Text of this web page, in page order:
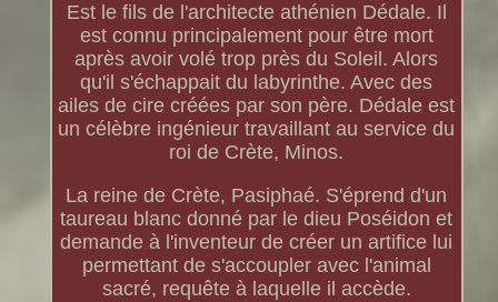
Est le fils de l'architecte athénien Dédale. Il
est connu principalement pour être mort
après avoir volé trop près du Soleil. Alors
qu'il s'échappait du labyrinthe. Avec des
ailes de cire créées par son père. Dédale est
un célèbre ingénieur travaillant au service du
roi de Crète, Minos.
La reine de Crète, Pasiphaé. S'éprend d'un
taureau blanc donné par le dieu Poséidon et
demande à l'inventeur de créer un artifice lui
permettant de s'accoupler avec l'animal
sacré, requête à laquelle il accède.